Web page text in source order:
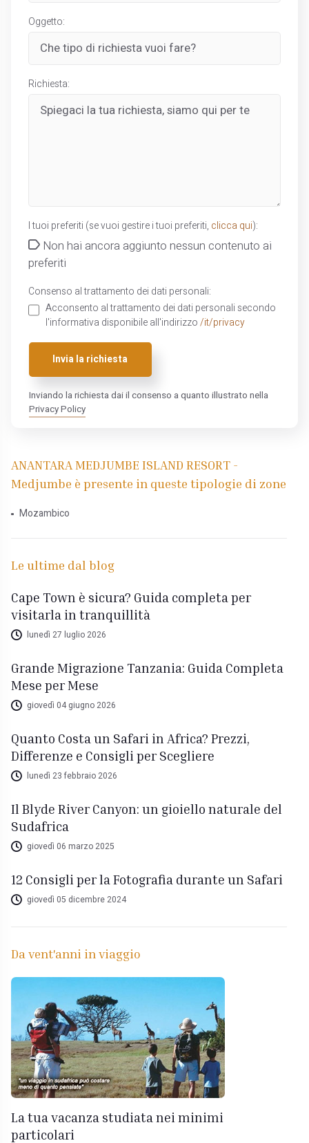
Oggetto:
Richiesta:
I tuoi preferiti (se vuoi gestire i tuoi preferiti, clicca qui):
Non hai ancora aggiunto nessun contenuto ai
preferiti
Consenso al trattamento dei dati personali:
Acconsento al trattamento dei dati personali secondo
l'informativa disponibile all'indirizzo /it/privacy
Invia la richiesta
Inviando la richiesta dai il consenso a quanto illustrato nella
Privacy Policy
ANANTARA MEDJUMBE ISLAND RESORT -
Medjumbe è presente in queste tipologie di zone
Mozambico
Le ultime dal blog
Cape Town è sicura? Guida completa per
visitarla in tranquillità
lunedì 27 luglio 2026
Grande Migrazione Tanzania: Guida Completa
Mese per Mese
giovedì 04 giugno 2026
Quanto Costa un Safari in Africa? Prezzi,
Differenze e Consigli per Scegliere
lunedì 23 febbraio 2026
Il Blyde River Canyon: un gioiello naturale del
Sudafrica
giovedì 06 marzo 2025
12 Consigli per la Fotografia durante un Safari
giovedì 05 dicembre 2024
Da vent'anni in viaggio
La tua vacanza studiata nei minimi
particolari